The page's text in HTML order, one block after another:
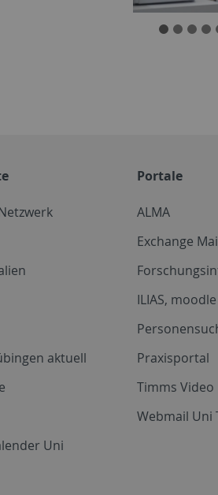
aktuell
Uni
Portale
ALMA
Exchange
ILIAS, moodle
Praxisportal
Timms Video
Webmail Uni